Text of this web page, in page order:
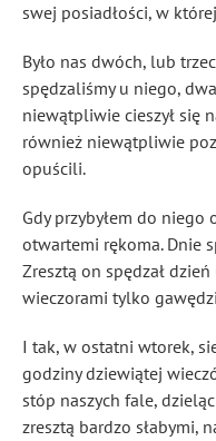
swej posiadłości, w
Było nas dwóch, lub
spędzaliśmy u niego,
niewątpliwie cieszył się
również niewątpliwie
opuścili.
Gdy przybyłem do
otwartemi rękoma. Dnie
Zresztą on spędzał
wieczorami tylko
I tak, w ostatni wtorek,
godziny dziewiątej
stóp naszych fale,
zresztą bardzo słabymi,